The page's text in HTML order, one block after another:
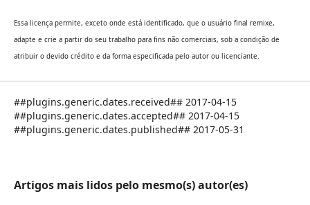
Essa licença permite, exceto onde está identificado, que o usuário final remixe,
adapte e crie a partir do seu trabalho para fins não comerciais, sob a condição de
atribuir o devido crédito e da forma especificada pelo autor ou licenciante.
##plugins.generic.dates.received## 2017-04-15
##plugins.generic.dates.accepted## 2017-04-15
##plugins.generic.dates.published## 2017-05-31
Artigos mais lidos pelo mesmo(s) autor(es)